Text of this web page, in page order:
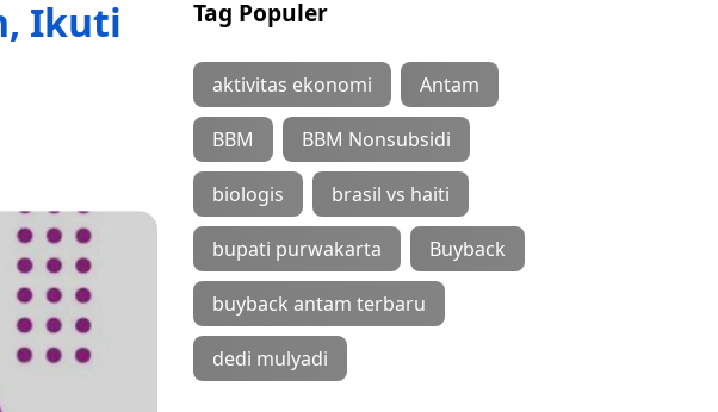
Ikuti
Tag Populer
aktivitas ekonomi Antam
BBM BBM Nonsubsidi
biologis brasil vs haiti
bupati purwakarta Buyback
buyback antam terbaru
dedi mulyadi